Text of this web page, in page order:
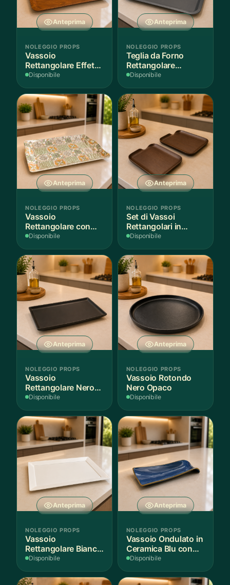
Anteprima
NOLEGGIO PROPS
Vassoio
Rettangolare Effetto
Legno
Disponibile
Anteprima
NOLEGGIO PROPS
Teglia da Forno
Rettangolare
Antiaderente
Disponibile
Anteprima
NOLEGGIO PROPS
Vassoio
Rettangolare con
Fantasia
Disponibile
Anteprima
NOLEGGIO PROPS
Set di Vassoi
Rettangolari in
Finitura Legno
Disponibile
Anteprima
NOLEGGIO PROPS
Vassoio
Rettangolare Nero
Opaco
Disponibile
Anteprima
NOLEGGIO PROPS
Vassoio Rotondo
Nero Opaco
Disponibile
Anteprima
NOLEGGIO PROPS
Vassoio
Rettangolare Bianco
per Scenografie
Disponibile
Anteprima
NOLEGGIO PROPS
Vassoio Ondulato in
Ceramica Blu con
Bordo Dorato
Disponibile